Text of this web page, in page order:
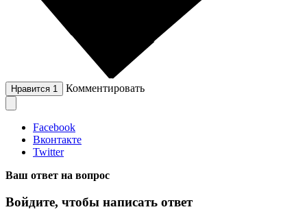
Нравится 1 Комментировать
Facebook
Вконтакте
Twitter
Ваш ответ на вопрос
Войдите, чтобы написать ответ